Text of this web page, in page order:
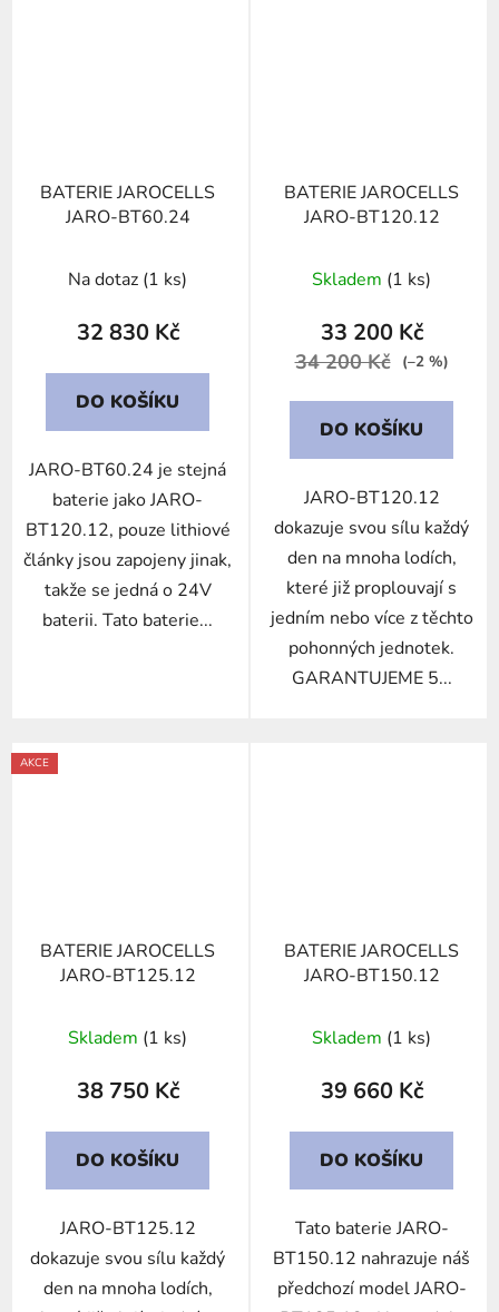
BATERIE JAROCELLS
JARO-BT60.24
Na dotaz (1 ks)
32 830 Kč
DO KOŠÍKU
JARO-BT60.24 je stejná
baterie jako JARO-
BT120.12, pouze lithiové
články jsou zapojeny jinak,
takže se jedná o 24V
baterii. Tato baterie...
BATERIE JAROCELLS
JARO-BT120.12
Skladem (1 ks)
33 200 Kč
34 200 Kč (–2 %)
DO KOŠÍKU
JARO-BT120.12
dokazuje svou sílu každý
den na mnoha lodích,
které již proplouvají s
jedním nebo více z těchto
pohonných jednotek.
GARANTUJEME 5...
AKCE
BATERIE JAROCELLS
JARO-BT125.12
Skladem (1 ks)
38 750 Kč
DO KOŠÍKU
JARO-BT125.12
dokazuje svou sílu každý
den na mnoha lodích,
BATERIE JAROCELLS
JARO-BT150.12
Skladem (1 ks)
39 660 Kč
DO KOŠÍKU
Tato baterie JARO-
BT150.12 nahrazuje náš
předchozí model JARO-